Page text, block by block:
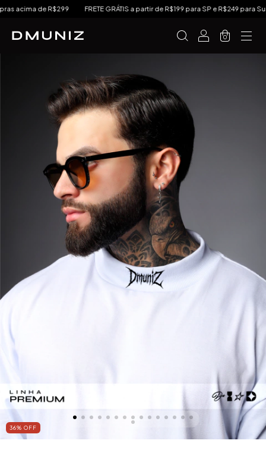
acima de R$299 FRETE GRÁTIS a partir de R$199 para SP e R$249 para Sul e
0
36% OFF